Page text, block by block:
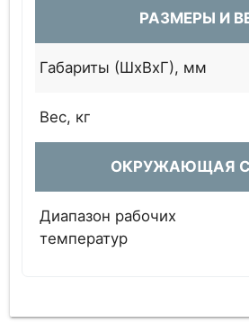
РАЗМЕРЫ И
Габариты (ШхВхГ), мм
Вес, кг
ОКРУЖАЮЩАЯ
Диапазон рабочих
температур